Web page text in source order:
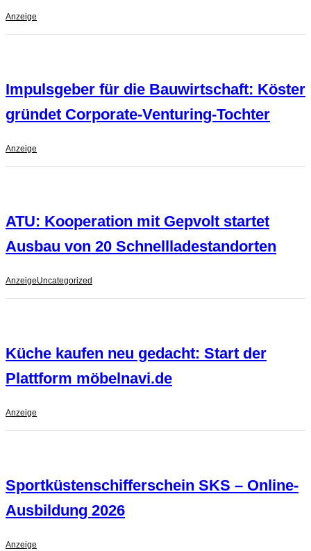
Anzeige
Impulsgeber für die Bauwirtschaft: Köster
gründet Corporate-Venturing-Tochter
Anzeige
ATU: Kooperation mit Gepvolt startet
Ausbau von 20 Schnellladestandorten
AnzeigeUncategorized
Küche kaufen neu gedacht: Start der
Plattform möbelnavi.de
Anzeige
Sportküstenschifferschein SKS – Online-
Ausbildung 2026
Anzeige